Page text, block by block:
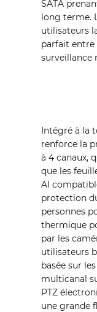
SATA
long terme.
utilisateurs
parfait
surveillance
Intégré à la
renforce la
à 4 canaux,
que les
AI
protection
personnes
thermique
par les
utilisateurs
basée sur
multicanal
PTZ
une grande